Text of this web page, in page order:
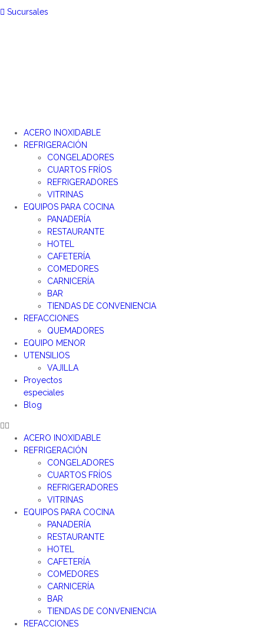
Sucursales
ACERO INOXIDABLE
REFRIGERACIÓN
CONGELADORES
CUARTOS FRÍOS
REFRIGERADORES
VITRINAS
EQUIPOS PARA COCINA
PANADERÍA
RESTAURANTE
HOTEL
CAFETERÍA
COMEDORES
CARNICERÍA
BAR
TIENDAS DE CONVENIENCIA
REFACCIONES
QUEMADORES
EQUIPO MENOR
UTENSILIOS
VAJILLA
Proyectos
especiales
Blog
ACERO INOXIDABLE
REFRIGERACIÓN
CONGELADORES
CUARTOS FRÍOS
REFRIGERADORES
VITRINAS
EQUIPOS PARA COCINA
PANADERÍA
RESTAURANTE
HOTEL
CAFETERÍA
COMEDORES
CARNICERÍA
BAR
TIENDAS DE CONVENIENCIA
REFACCIONES